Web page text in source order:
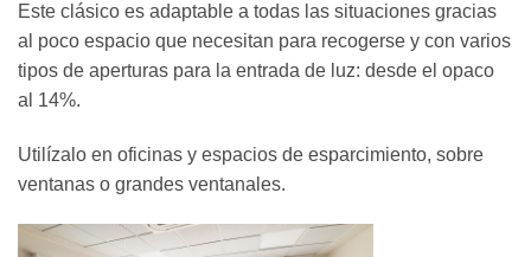
Este clásico es adaptable a todas las situaciones gracias
al poco espacio que necesitan para recogerse y con varios
tipos de aperturas para la entrada de luz: desde el opaco
al 14%.
Utilízalo en oficinas y espacios de esparcimiento, sobre
ventanas o grandes ventanales.